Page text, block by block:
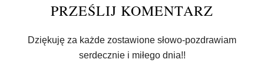
PRZEŚLIJ KOMENTARZ
Dziękuję za każde zostawione słowo-pozdrawiam
serdecznie i miłego dnia!!